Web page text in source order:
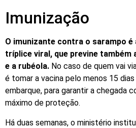
Imunização
O imunizante contra o sarampo é
tríplice viral, que previne também
e a rubéola. No caso de quem vai
é tomar a vacina pelo menos 15
embarque, para garantir a chegada
máximo de proteção.
Há duas semanas, o ministério